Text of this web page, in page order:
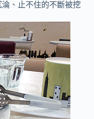
、止不住的不斷被挖